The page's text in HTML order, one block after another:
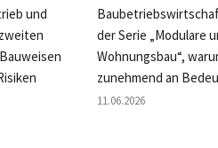
und
der Serie „Modulare
Wohnungsbau“,
zunehmend an
11.06.2026